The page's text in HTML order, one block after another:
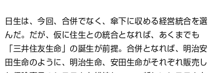
日生は、今回、合併でなく、傘下に収める経営統合を選
んだ。だが、仮に住生との統合となれば、あくまでも
「三井住友生命」の誕生が前提。合併となれば、明治安
田生命のように、明治生命、安田生命がそれぞれ販売し